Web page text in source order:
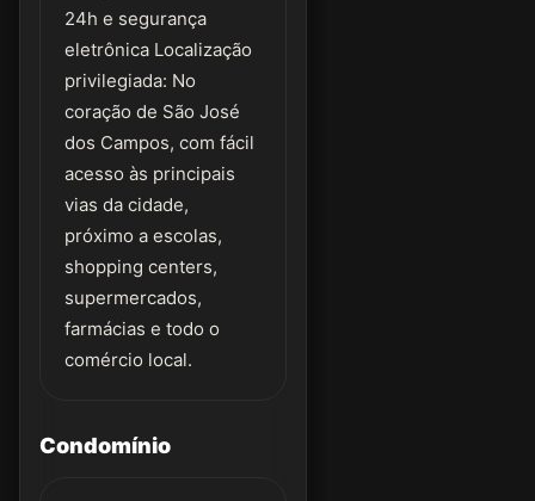
24h e segurança
eletrônica Localização
privilegiada: No
coração de São José
dos Campos, com fácil
acesso às principais
vias da cidade,
próximo a escolas,
shopping centers,
supermercados,
farmácias e todo o
comércio local.
Condomínio